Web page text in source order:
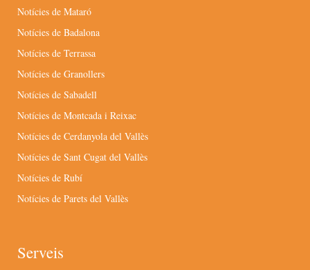
Notícies de Mataró
Notícies de Badalona
Notícies de Terrassa
Notícies de Granollers
Notícies de Sabadell
Notícies de Montcada i Reixac
Notícies de Cerdanyola del Vallès
Notícies de Sant Cugat del Vallès
Notícies de Rubí
Notícies de Parets del Vallès
Serveis